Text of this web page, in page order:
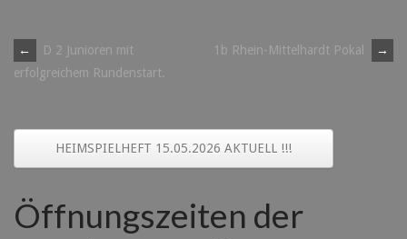
Post
←
D 2 Junioren mit
erfolgreichem Rundenstart.
1b Rhein-Mittelhardt Pokal →
HEIMSPIELHEFT 15.05.2026 AKTUELL !!!
Öffnungszeiten der